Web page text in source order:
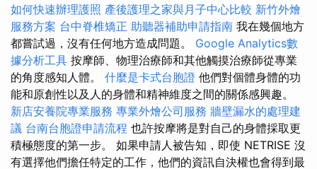
如何快速辦理護照 產後護理之家與月子中心比較 新竹外燴
服務方案 台中脊椎矯正 助聽器補助申請指南 我在幾個地方
都嘗試過，沒有任何地方造成問題。 Google Analytics數
據分析工具 按摩師、物理治療師和其他觸摸治療師從專業
的角度感知人體。 什麼是卡式台胞證 他們對個體身體的功
能和原創性以及人的身體和精神維度之間的關係感興趣。
新店安養院專業服務 專業外燴公司服務 牆壁漏水的處理建
議 台南台胞證申請流程 也許按摩將是對自己的身體採取更
積極態度的第一步。 如果申請人被告知，即使 NETRISE 沒
有選擇他們擔任特定的工作，他們的資訊自決權也會得到最